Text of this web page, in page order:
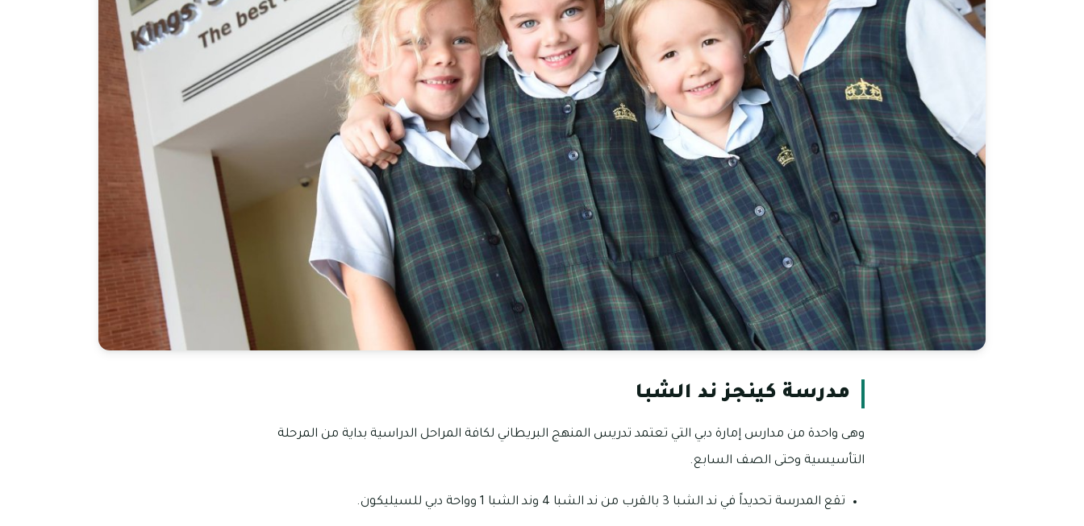
مدرسة كينجز ند الشبا
وهى واحدة من مدارس إمارة دبي التي تعتمد تدريس المنهج البريطاني لكافة المراحل الدراسية بداية من المرحلة
التأسيسية وحتى الصف السابع.
تقع المدرسة تحديداً في ند الشبا 3 بالقرب من ند الشبا 4 وند الشبا 1 وواحة دبي للسيليكون.